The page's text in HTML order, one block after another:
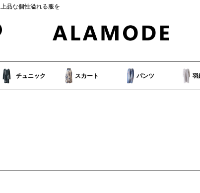
品な個性溢れる服を
チュニック スカート パンツ 羽